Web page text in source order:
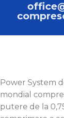
Power System
mondial
putere de la